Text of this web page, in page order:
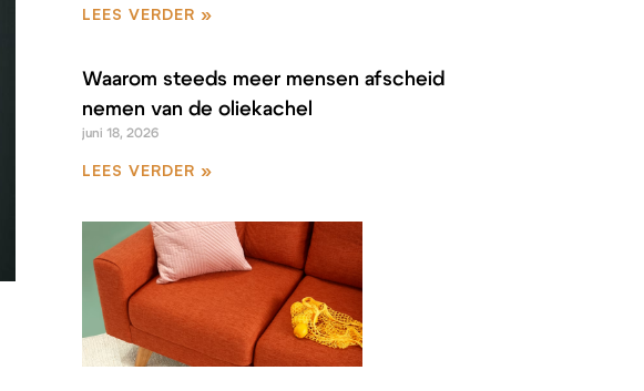
LEES VERDER »
Waarom steeds meer mensen afscheid
nemen van de oliekachel
juni 18, 2026
LEES VERDER »